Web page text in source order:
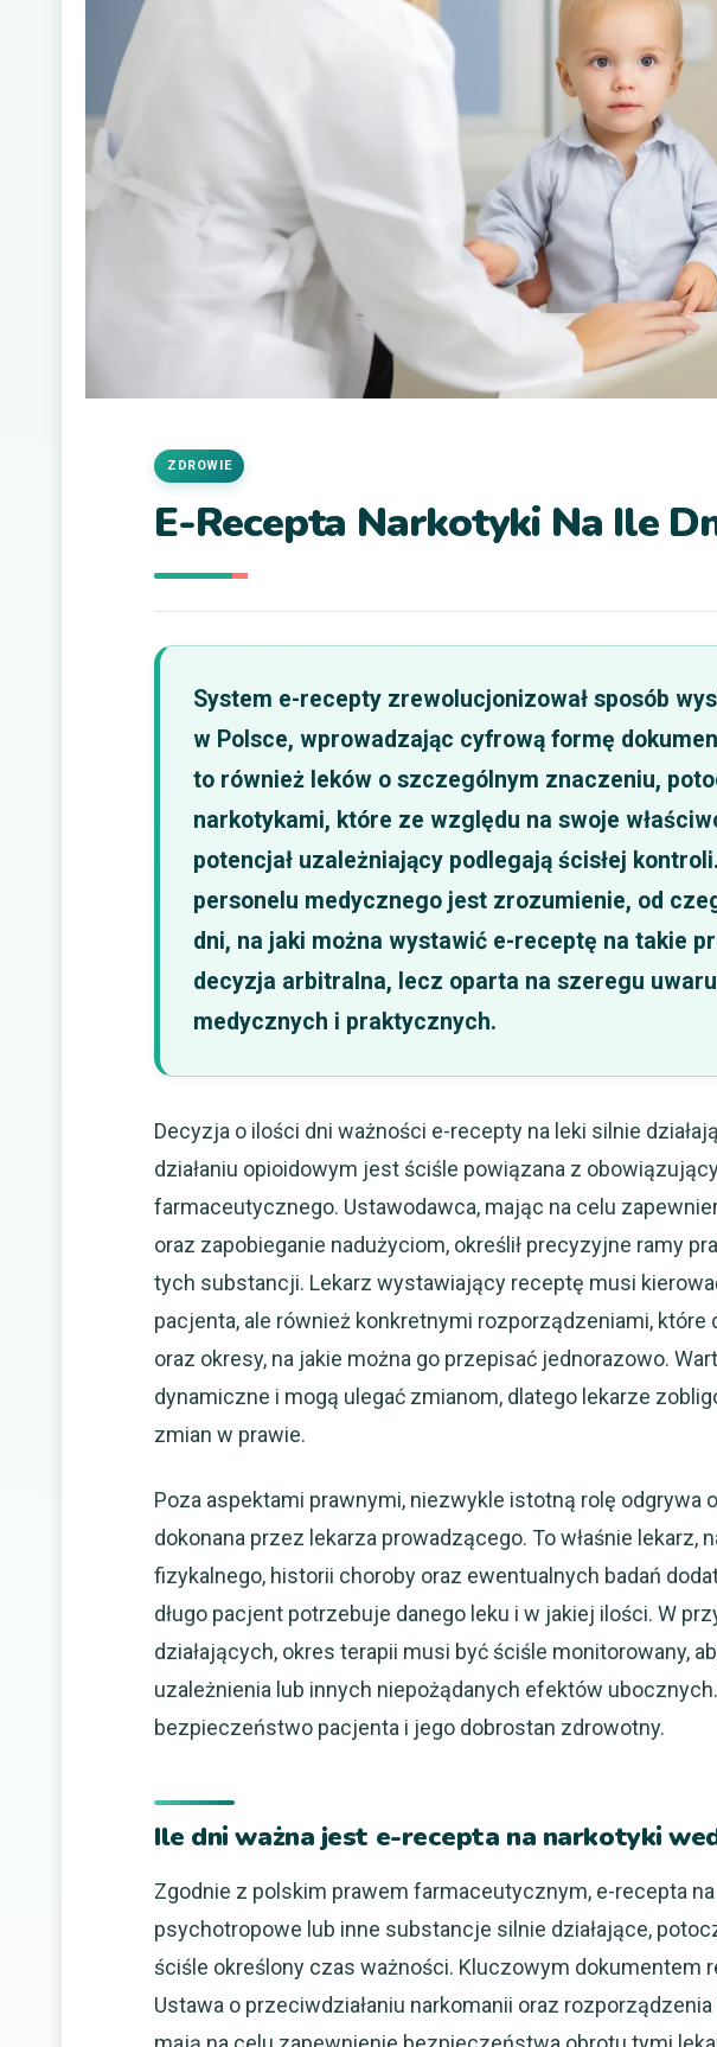
E-Recepta Narkotyki Na Ile
ZDROWIE
System e-recepty zrewolucjonizował sposób
w Polsce, wprowadzając cyfrową formę
to również leków o szczególnym znaczeniu,
narkotykami, które ze względu na swoje
potencjał uzależniający podlegają ścisłej
personelu medycznego jest zrozumienie, od
dni, na jaki można wystawić e-receptę na takie
decyzja arbitralna, lecz oparta na szeregu
medycznych i praktycznych.
Decyzja o ilości dni ważności e-recepty na leki silnie
działaniu opioidowym jest ściśle powiązana z
farmaceutycznego. Ustawodawca, mając na celu
oraz zapobieganie nadużyciom, określił precyzyjne ramy
tych substancji. Lekarz wystawiający receptę musi
pacjenta, ale również konkretnymi rozporządzeniami,
oraz okresy, na jakie można go przepisać jednorazowo.
dynamiczne i mogą ulegać zmianom, dlatego lekarze
zmian w prawie.
Poza aspektami prawnymi, niezwykle istotną rolę odgrywa
dokonana przez lekarza prowadzącego. To właśnie lekarz,
fizykalnego, historii choroby oraz ewentualnych badań
długo pacjent potrzebuje danego leku i w jakiej ilości. W
działających, okres terapii musi być ściśle monitorowany,
uzależnienia lub innych niepożądanych efektów
bezpieczeństwo pacjenta i jego dobrostan zdrowotny.
Ile dni ważna jest e-recepta na narkotyki
Zgodnie z polskim prawem farmaceutycznym, e-recepta
psychotropowe lub inne substancje silnie działające,
ściśle określony czas ważności. Kluczowym dokumentem
Ustawa o przeciwdziałaniu narkomanii oraz